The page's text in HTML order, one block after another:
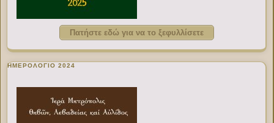
Πατήστε εδώ για να το ξεφυλλίσετε
ΗΜΕΡΟΛΟΓΙΟ 2024